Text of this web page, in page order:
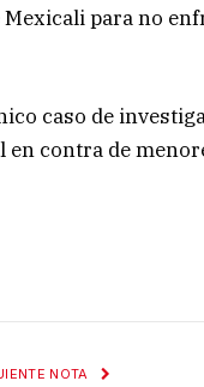
para no
caso de
contra de
NOTA